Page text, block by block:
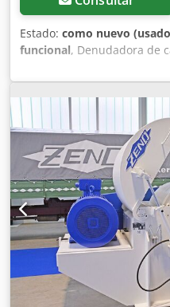
Estado: como nuevo
funcional, Denudadora de
de 6 a 101 mm. Velocidad
ajuste para cambios de